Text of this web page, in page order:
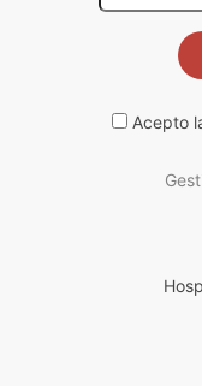
Acepto